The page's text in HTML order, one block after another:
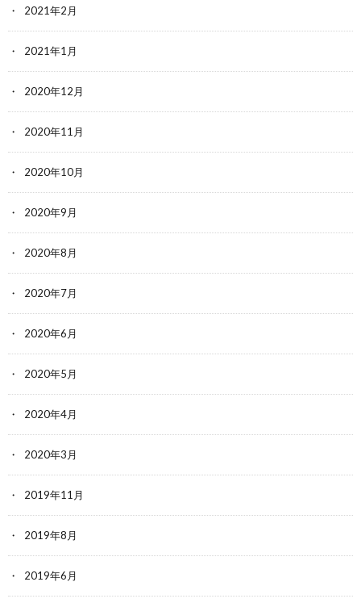
2021年2月
2021年1月
2020年12月
2020年11月
2020年10月
2020年9月
2020年8月
2020年7月
2020年6月
2020年5月
2020年4月
2020年3月
2019年11月
2019年8月
2019年6月